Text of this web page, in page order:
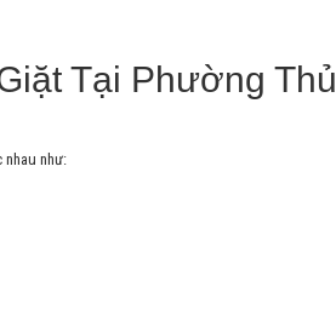
Tại Phường Thủ
nhau như: